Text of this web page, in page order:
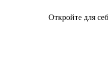
Откройте для